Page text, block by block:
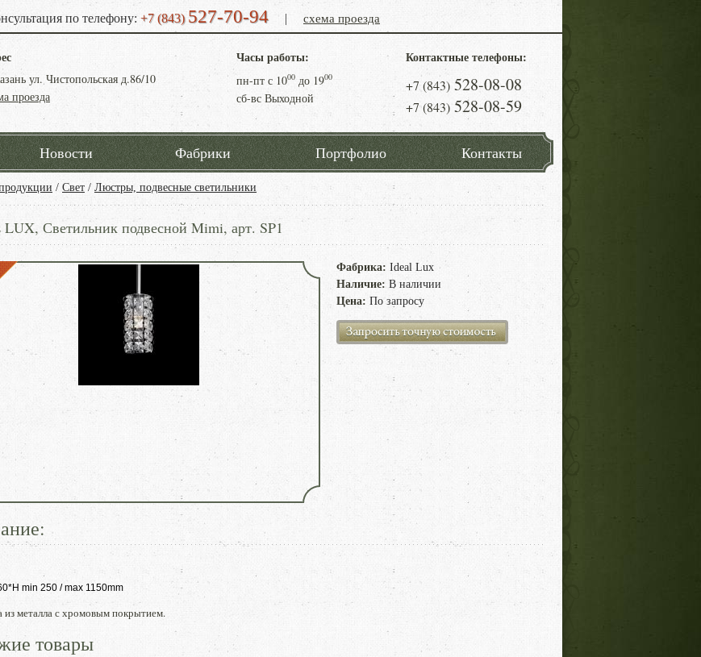
по телефону: +7 (843) 527-70-94 | схема проезда
ул. Чистопольская д.86/10
проезда
Часы работы:
пн-пт с 1000 до 1900
сб-вс Выходной
Контактные телефоны:
+7 (843) 528-08-08
+7 (843) 528-08-59
Новости Фабрики Портфолио Контакты
/ Свет / Люстры, подвесные светильники
Светильник подвесной Mimi, арт. SP1
Фабрика: Ideal Lux
Наличие: В наличии
Цена: По запросу
min 250 / max 1150mm
из металла с хромовым покрытием.
товары